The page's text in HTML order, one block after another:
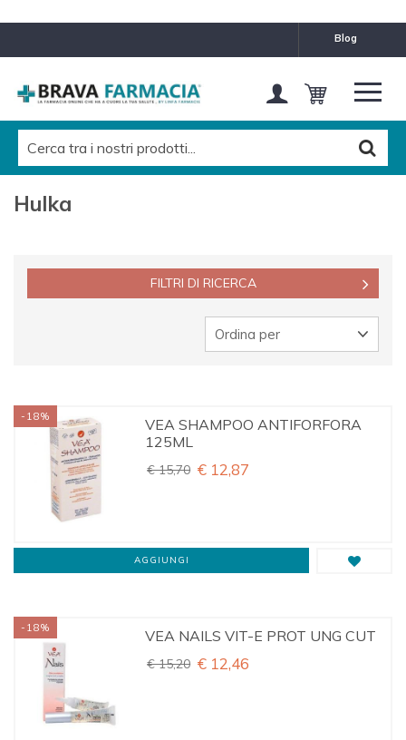
blog
MARCHE
CATEGORIES LEVEL 1
CATEGORIES LEVEL 2
CATEGORIES LEVEL 3
Hulka
FILTRI DI RICERCA
Ordina per
VEA SHAMPOO ANTIFORFORA
125ML
€ 15,70 € 12,87
-18%
AGGIUNGI
VEA NAILS VIT-E PROT UNG CUT
€ 15,20 € 12,46
-18%